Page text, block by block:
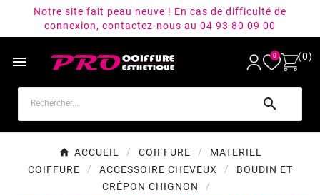
Notre site fait peau neuve ! En cas de difficulté de
connexion, contactez-nous au 04 93 80 09 00
 0 (0)

ACCUEIL COIFFURE
MATERIEL
COIFFURE
ACCESSOIRE CHEVEUX
BOUDIN ET
CRÉPON CHIGNON